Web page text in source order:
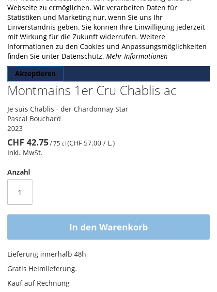
Webseite zu ermöglichen. Wir verarbeiten Daten für
Statistiken und Marketing nur, wenn Sie uns Ihr
Einverständnis geben. Sie können Ihre Einwilligung jederzeit
mit Wirkung für die Zukunft widerrufen. Weitere
Informationen zu den Cookies und Anpassungsmöglichkeiten
finden Sie unter Datenschutz. Mehr Informationen
Akzeptieren
Montmains 1er Cru Chablis ac
Je suis Chablis - der Chardonnay Star
Pascal Bouchard
2023
CHF 42.75/75 cl (CHF 57.00 / L.)
Inkl. MwSt.
Anzahl
In den Warenkorb
Lieferung innerhalb 48h
Gratis Heimlieferung.
Kauf auf Rechnung
the
images
gallery
of
the
images
gallery